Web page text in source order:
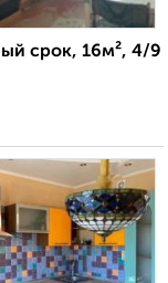
срок, 16м², 4/9